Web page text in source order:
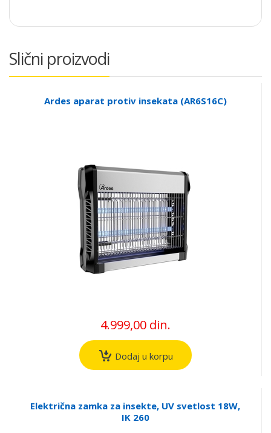
Slični proizvodi
Ardes aparat protiv insekata (AR6S16C)
4.999,00 din.
Dodaj u korpu
Električna zamka za insekte, UV svetlost 18W,
IK 260